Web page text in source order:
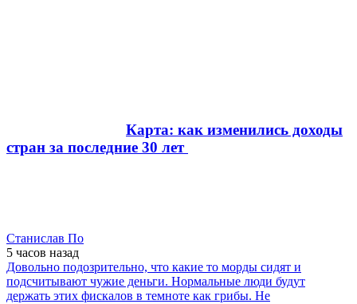
Карта: как изменились доходы
стран за последние 30 лет
Станислав По
5 часов назад
Довольно подозрительно, что какие то морды сидят и
подсчитывают чужие деньги. Нормальные люди будут
держать этих фискалов в темноте как грибы. Не